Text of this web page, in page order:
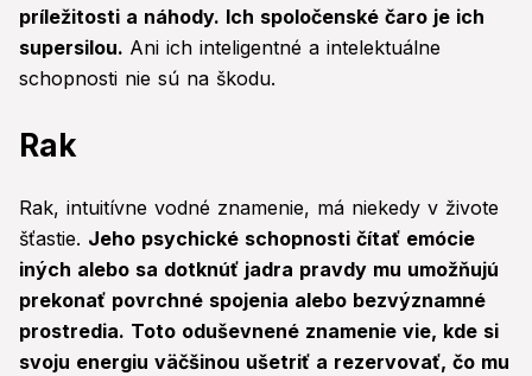
príležitosti a náhody. Ich spoločenské čaro je ich
supersilou. Ani ich inteligentné a intelektuálne
schopnosti nie sú na škodu.
Rak
Rak, intuitívne vodné znamenie, má niekedy v živote
šťastie. Jeho psychické schopnosti čítať emócie
iných alebo sa dotknúť jadra pravdy mu umožňujú
prekonať povrchné spojenia alebo bezvýznamné
prostredia. Toto oduševnené znamenie vie, kde si
svoju energiu väčšinou ušetriť a rezervovať, čo mu